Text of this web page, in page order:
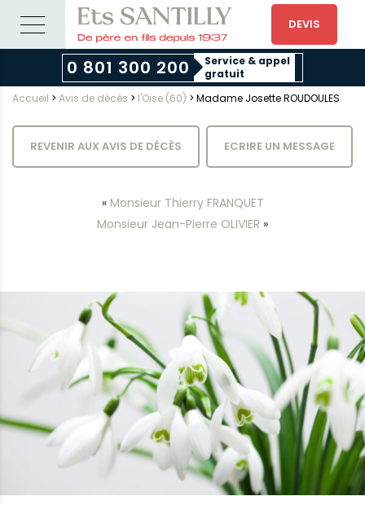
DEVIS
0 801 300 200
Service & appel
gratuit
Accueil > Avis de décès > l'Oise (60) > Madame Josette ROUDOULES
REVENIR AUX AVIS DE DÉCÈS ECRIRE UN MESSAGE
« Monsieur Thierry FRANQUET
Monsieur Jean-Pierre OLIVIER »